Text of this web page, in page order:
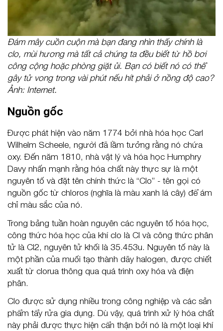
Đám mây cuồn cuộn mà bạn đang nhìn thấy chính là
clo, mùi hương mà tất cả chúng ta đều biết từ hồ bơi
công cộng hoặc phòng giặt ủi. Bạn có biết nó có thể
gây tử vong trong vài phút nếu hít phải ở nồng độ cao?
Ảnh: Internet.
Nguồn gốc
Được phát hiện vào năm 1774 bởi nhà hóa học Carl
Wilhelm Scheele, người đã lầm tưởng rằng nó chứa
oxy. Đến năm 1810, nhà vật lý và hóa học Humphry
Davy nhấn mạnh rằng hóa chất này thực sự là một
nguyên tố và đặt tên chính thức là “Clo” - tên gọi có
nguồn gốc từ chloros (nghĩa là màu xanh lá cây) để ám
chỉ màu sắc của nó.
Trong bảng tuần hoàn nguyên các nguyên tố hóa học,
công thức hóa học của khí clo là Cl và công thức phân
tử là Cl2, nguyên tử khối là 35.453u. Nguyên tố này là
một phần của muối tạo thành dãy halogen, được chiết
xuất từ clorua thông qua quá trình oxy hóa và điện
phân.
Clo được sử dụng nhiều trong công nghiệp và các sản
phẩm tẩy rửa gia dụng. Dù vậy, quá trình xử lý hóa chất
này phải được thực hiện cẩn thận bởi nó là một loại khí